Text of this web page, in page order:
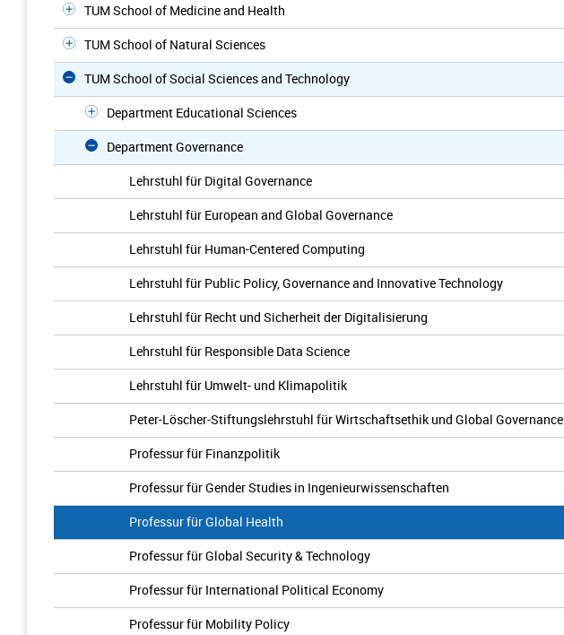
TUM School of Medicine and Health
TUM School of Natural Sciences
TUM School of Social Sciences and Technology
Department Educational Sciences
Department Governance
Lehrstuhl für Digital Governance
Lehrstuhl für European and Global Governance
Lehrstuhl für Human-Centered Computing
Lehrstuhl für Public Policy, Governance and Innovative Technology
Lehrstuhl für Recht und Sicherheit der Digitalisierung
Lehrstuhl für Responsible Data Science
Lehrstuhl für Umwelt- und Klimapolitik
Peter-Löscher-Stiftungslehrstuhl für Wirtschaftsethik und Global Governance
Professur für Finanzpolitik
Professur für Gender Studies in Ingenieurwissenschaften
Professur für Global Health
Professur für Global Security & Technology
Professur für International Political Economy
Professur für Mobility Policy